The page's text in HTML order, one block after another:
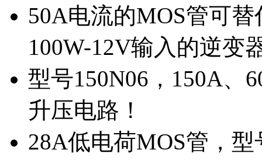
50A电流的MOS管可
100W-12V输入的逆变
型号150N06，150A、
升压电路！
28A低电荷MOS管，